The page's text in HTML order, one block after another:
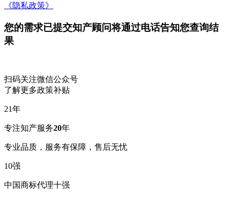
《隐私政策》
您的需求已提交知产顾问将通过电话告知您查询结
果
扫码关注微信公众号
了解更多政策补贴
21年
专注知产服务20年
专业品质，服务有保障，售后无忧
10强
中国商标代理十强